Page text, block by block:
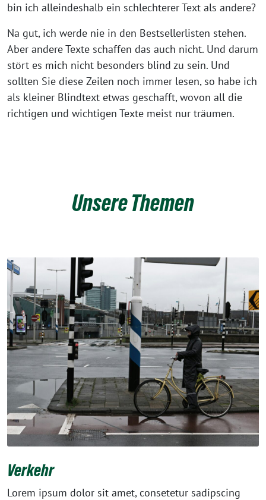
bin ich alleindeshalb ein schlechterer Text als andere?
Na gut, ich werde nie in den Bestsellerlisten stehen.
Aber andere Texte schaffen das auch nicht. Und darum
stört es mich nicht besonders blind zu sein. Und
sollten Sie diese Zeilen noch immer lesen, so habe ich
als kleiner Blindtext etwas geschafft, wovon all die
richtigen und wichtigen Texte meist nur träumen.
Unsere Themen
Verkehr
Lorem ipsum dolor sit amet, consetetur sadipscing